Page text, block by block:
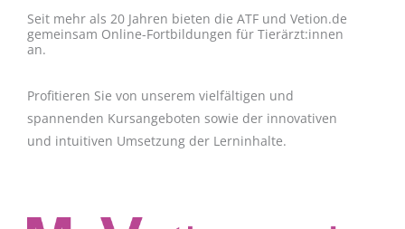
Seit mehr als 20 Jahren bieten die ATF und Vetion.de
gemeinsam Online-Fortbildungen für Tierärzt:innen
an.
Profitieren Sie von unserem vielfältigen und
spannenden Kursangeboten sowie der innovativen
und intuitiven Umsetzung der Lerninhalte.